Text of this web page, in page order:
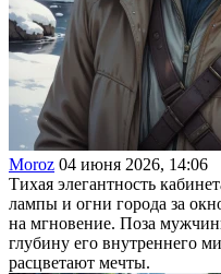
Moroz 04 июня 2026, 14:06
Тихая элегантность
лампы и огни города за
на мгновение. Поза
глубину его внутреннего
расцветают мечты.